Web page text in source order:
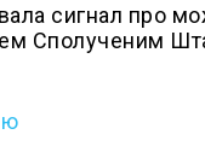
сигнал про
Сполученим